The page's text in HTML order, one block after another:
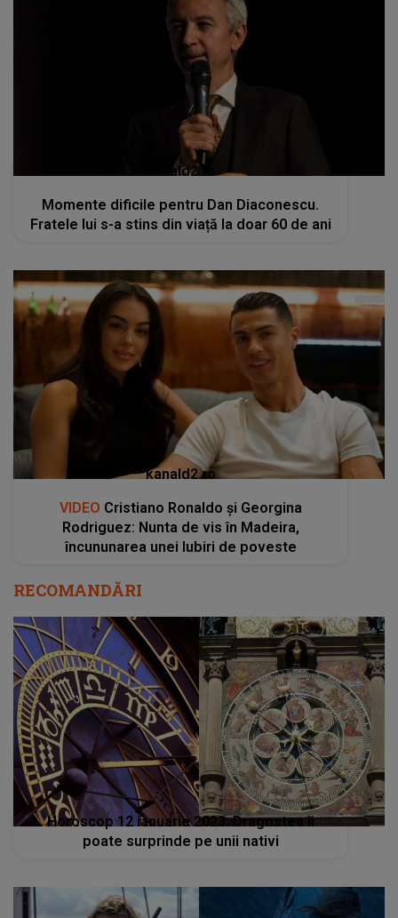
kanald2.ro
Momente dificile pentru Dan Diaconescu.
Fratele lui s-a stins din viață la doar 60 de ani
kanald2.ro
VIDEO Cristiano Ronaldo și Georgina
Rodriguez: Nunta de vis în Madeira,
încununarea unei Iubiri de poveste
RECOMANDĂRI
Horoscop 12 ianuarie 2023: Dragostea îi
poate surprinde pe unii nativi